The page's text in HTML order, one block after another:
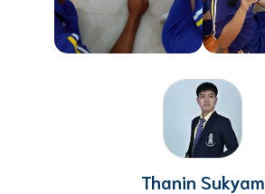
Thanin Sukyam